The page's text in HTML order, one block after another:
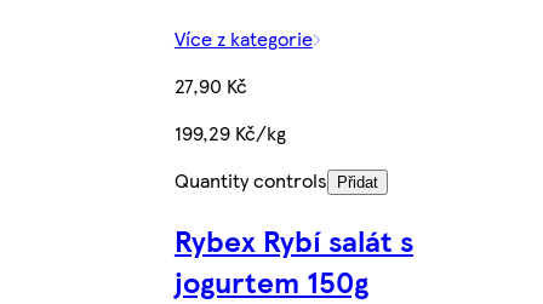
Více z kategorie
27,90 Kč
199,29 Kč/kg
Quantity controls
Přidat
Rybex Rybí salát s
jogurtem 150g